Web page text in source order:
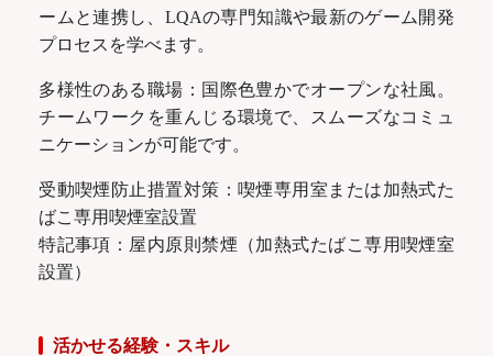
ームと連携し、LQAの専門知識や最新のゲーム開発
プロセスを学べます。
多様性のある職場：国際色豊かでオープンな社風。
チームワークを重んじる環境で、スムーズなコミュ
ニケーションが可能です。
受動喫煙防止措置対策：喫煙専用室または加熱式た
ばこ専用喫煙室設置
特記事項：屋内原則禁煙（加熱式たばこ専用喫煙室
設置）
活かせる経験・スキル